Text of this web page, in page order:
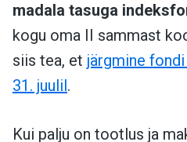
madala tasuga
kogu oma II sammast
siis tea, et järgmine
31. juulil.
Kui palju on tootlus ja